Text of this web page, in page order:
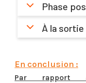
Phase
À la sortie
En conclusion :
Par rapport